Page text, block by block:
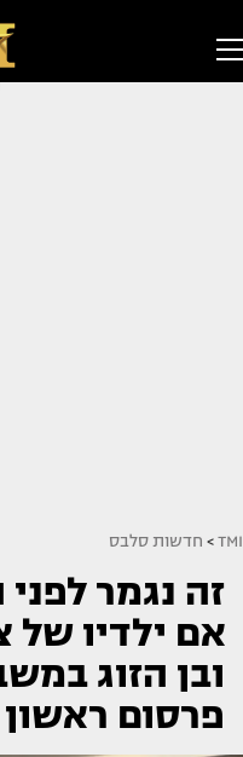
TMI
> חדשות סלבס
זה נגמר
אם ילדיו של
ובן הזוג
פרסום ראשון